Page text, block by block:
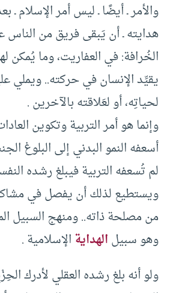
والأمر ـ أيضًا ـ ليس أمر الإسلام ـ
هدايته ـ أن يَبقى فريق من الناس
الخُرافة: في العفاريت، وما يُمكن
يقيِّد الإنسان في حركته.. ويملي
لحياتِه، أو لعَلاقته بالآخرين .
وإنما هو أمر التربية وتكوين
أسعفه النمو البدني إلى البلوغ
لم تُسعفه التربية فيبلغ رشده
ويستطيع لذلك أن يفصل في
من مصلحة ذاته.. ومنهج السبيل
وهو سبيلالهدايةالإسلامية .
ولو أنه بلغ رشده العقلي لأدرك